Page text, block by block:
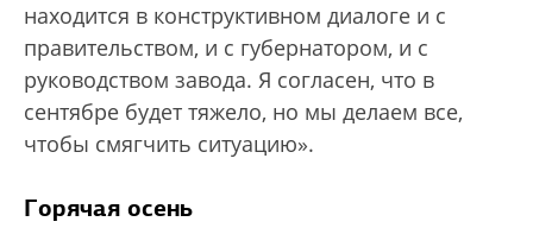
находится в конструктивном диалоге и с
правительством, и с губернатором, и с
руководством завода. Я согласен, что в
сентябре будет тяжело, но мы делаем все,
чтобы смягчить ситуацию».
Горячая осень